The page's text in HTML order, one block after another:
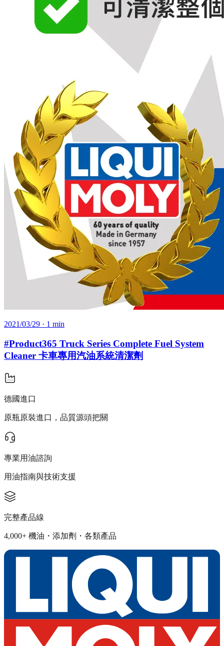
2021/03/29 · 1 min
#Product365 Truck Series Complete Fuel System
Cleaner 卡車專用汽油系統清潔劑
德國進口
原瓶原裝進口，品質源頭把關
專業用油諮詢
用油指南與技術支援
完整產品線
4,000+ 機油・添加劑・各類產品